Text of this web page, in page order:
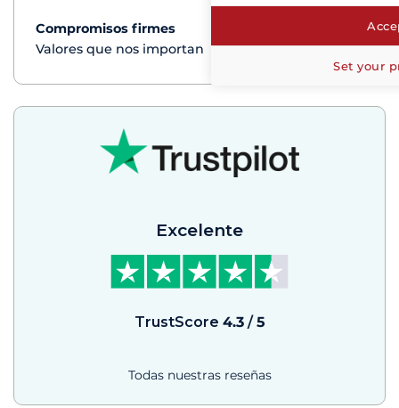
Compromisos firmes
Valores que nos importan
Excelente
TrustScore 4.3/5
Todas nuestras reseñas
Set your